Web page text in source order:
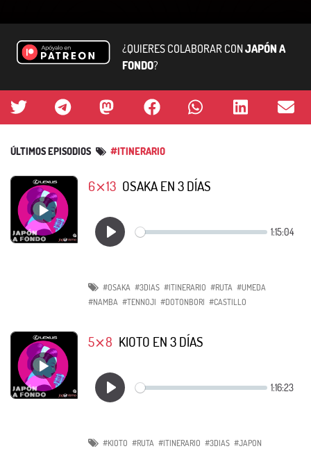
¿QUIERES COLABORAR CONJAPÓN A
FONDO?
ÚLTIMOS EPISODIOS #ITINERARIO
6⨯13 OSAKA EN 3 DÍAS
#OSAKA #3DIAS #ITINERARIO #RUTA #UMEDA
#NAMBA #TENNOJI #DOTONBORI #CASTILLO
5⨯8 KIOTO EN 3 DÍAS
#KIOTO #RUTA #ITINERARIO #3DIAS #JAPON